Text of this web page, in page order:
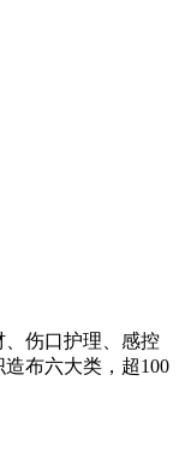
伤口护理、感控
布六大类，超100